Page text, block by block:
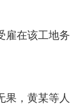
在该工地
，黄某等